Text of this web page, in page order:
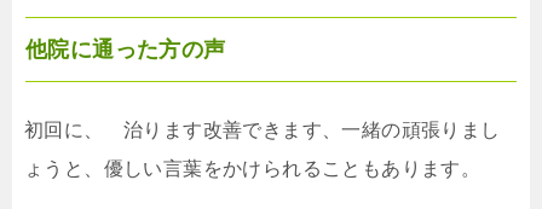
他院に通った方の声
初回に、 治ります改善できます、一緒の頑張りまし
ょうと、優しい言葉をかけられることもあります。